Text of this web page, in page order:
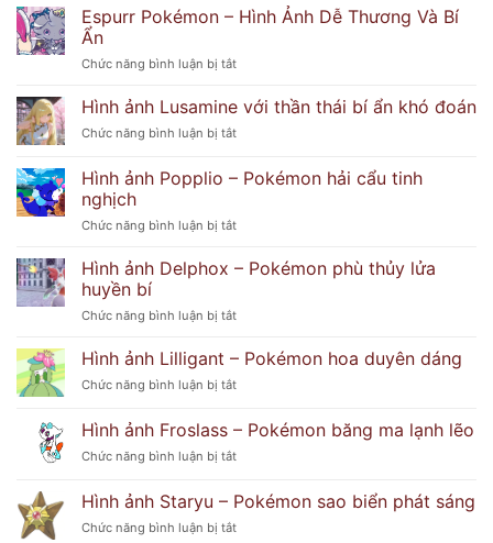
Espurr Pokémon – Hình Ảnh Dễ Thương Và Bí
Ẩn
Chức năng bình luận bị tắtở
Pokémon
Hình
Dễ
Bí
Hình ảnh Lusamine với thần thái bí ẩn khó đoán
Chức năng bình luận bị tắtở
ảnh
Lusamine
thần
đoán
Hình ảnh Popplio – Pokémon hải cẩu tinh
nghịch
Chức năng bình luận bị tắtở
ảnh
Popplio
Pokémon
cẩu
nghịch
Hình ảnh Delphox – Pokémon phù thủy lửa
huyền bí
Chức năng bình luận bị tắtở
ảnh
Delphox
–
phù
lửa
bí
Hình ảnh Lilligant – Pokémon hoa duyên dáng
Chức năng bình luận bị tắtở
ảnh
Lilligant
–
hoa
dáng
Hình ảnh Froslass – Pokémon băng ma lạnh lẽo
Chức năng bình luận bị tắtở
ảnh
Froslass
–
Hình ảnh Staryu – Pokémon sao biển phát sáng
Chức năng bình luận bị tắtở